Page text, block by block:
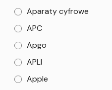
Aparaty cyfrowe
APC
Apgo
APLI
Apple